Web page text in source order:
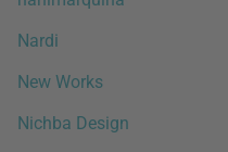
Nardi
New Works
Nichba Design